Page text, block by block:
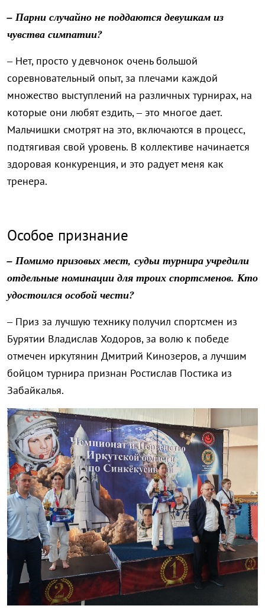
– Парни случайно не поддаются девушкам из
чувства симпатии?
– Нет, просто у девчонок очень большой
соревновательный опыт, за плечами каждой
множество выступлений на различных турнирах, на
которые они любят ездить, – это многое дает.
Мальчишки смотрят на это, включаются в процесс,
подтягивая свой уровень. В коллективе начинается
здоровая конкуренция, и это радует меня как
тренера.
Особое признание
– Помимо призовых мест, судьи турнира учредили
отдельные номинации для троих спортсменов. Кто
удостоился особой чести?
– Приз за лучшую технику получил спортсмен из
Бурятии Владислав Ходоров, за волю к победе
отмечен иркутянин Дмитрий Кинозеров, а лучшим
бойцом турнира признан Ростислав Постика из
Забайкалья.